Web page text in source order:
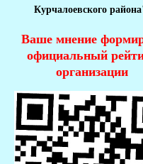
Курчалоевского
Ваше мнение
официальный
организации